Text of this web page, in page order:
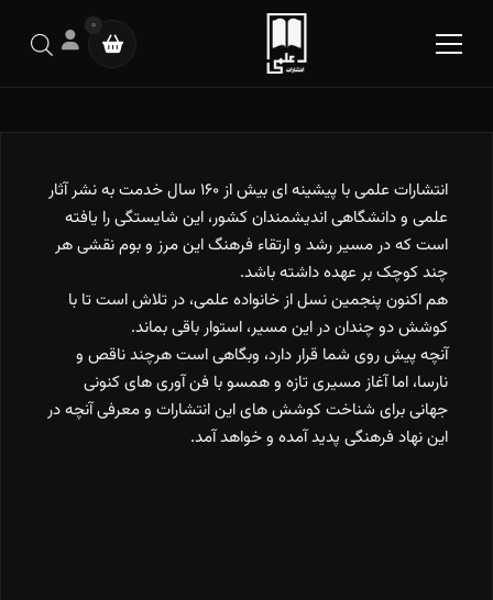
0
انتشارات علمی با پیشینه ای بیش از ۱۶۰ سال خدمت به نشر آثار
علمی و دانشگاهی اندیشمندان کشور، این شایستگی را یافته
است که در مسیر رشد و ارتقاء فرهنگ این مرز و بوم نقشی هر
چند کوچک بر عهده داشته باشد.
هم اکنون پنجمین نسل از خانواده علمی، در تلاش است تا با
کوشش دو چندان در این مسیر، استوار باقی بماند.
آنچه پیش روی شما قرار دارد، وبگاهی است هرچند ناقص و
نارسا، اما آغاز مسیری تازه و همسو با فن آوری های کنونی
جهانی برای شناخت کوشش های این انتشارات و معرفی آنچه در
این نهاد فرهنگی پدید آمده و خواهد آمد.